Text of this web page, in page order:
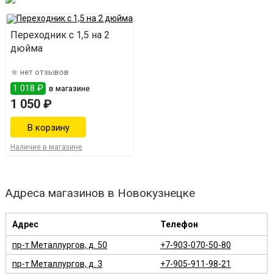
Переходник с 1,5 на 2
дюйма
нет отзывов
1 018 ₽ в магазине
1 050 ₽
Наличие в магазине
Адреса магазинов в Новокузнецке
Адрес Телефон
пр-т Металлургов, д. 50
+7-903-070-50-80
пр-т Металлургов, д. 3
+7-905-911-98-21